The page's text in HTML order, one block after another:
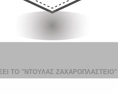
ΤΟ "ΝΤΟΥΛΑΣ ΖΑΧΑΡΟΠΛΑΣΤΕΊΟ"